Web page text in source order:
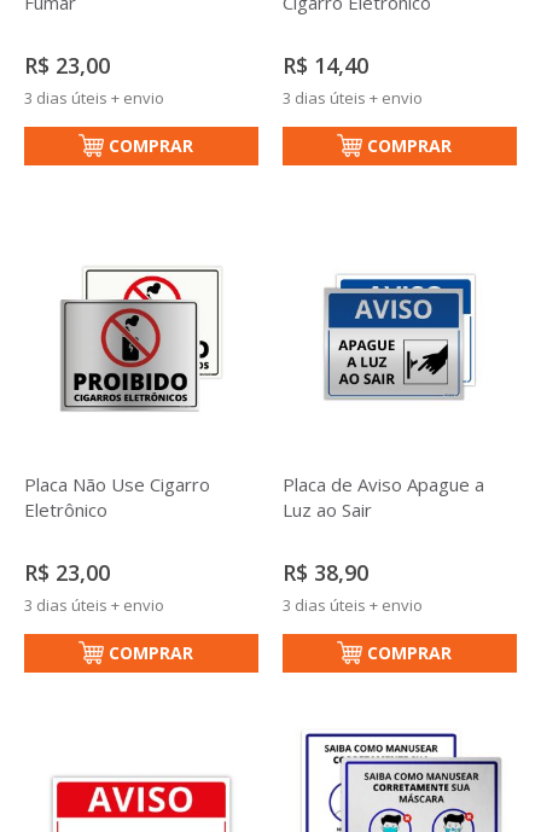
R$ 23,00
3 dias úteis + envio
COMPRAR
R$ 14,40
3 dias úteis + envio
COMPRAR
Placa Não Use Cigarro
Eletrônico
R$ 23,00
3 dias úteis + envio
COMPRAR
Placa de Aviso Apague a
Luz ao Sair
R$ 38,90
3 dias úteis + envio
COMPRAR